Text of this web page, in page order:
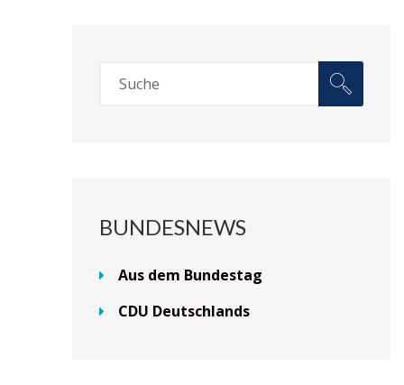
BUNDESNEWS
Aus dem Bundestag
CDU Deutschlands